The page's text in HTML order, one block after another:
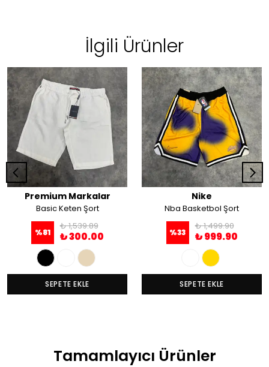
İlgili Ürünler
Premium Markalar
Basic Keten Şort
%81
₺ 1,539.89
₺ 300.00
SEPETE EKLE
Nike
Nba Basketbol Şort
%33
₺ 1,499.90
₺ 999.90
SEPETE EKLE
Tamamlayıcı Ürünler